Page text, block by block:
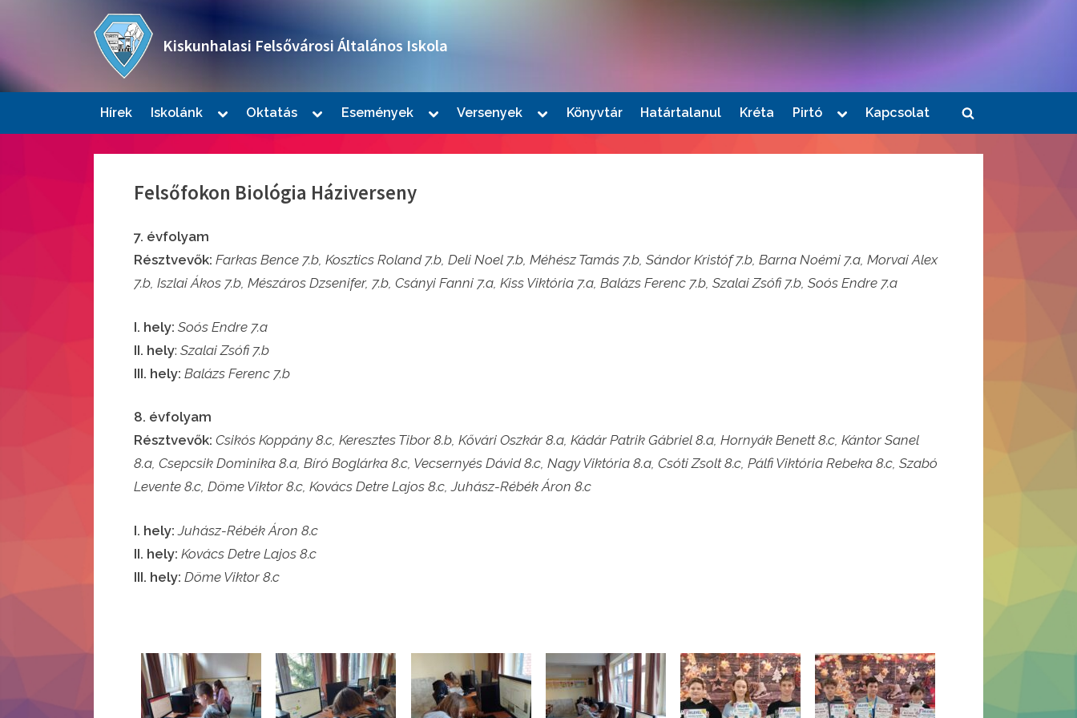
Kiskunhalasi Felsővárosi Általános Iskola
Hírek Iskolánk
Toggle
menu
Toggle
menu
Oktatás
Toggle
menu
Események
Toggle
menu
Versenyek
Toggle
menu
Könyvtár Határtalanul Kréta Pirtó
Toggle
menu
Kapcsolat
Toggle
Felsőfokon Biológia Háziverseny
7. évfolyam
Résztvevők: Farkas Bence 7.b, Kosztics Roland 7.b, Deli Noel 7.b, Méhész Tamás 7.b, Sándor Kristóf 7.b, Barna Noémi 7.a, Morvai Alex
7.b, Iszlai Ákos 7.b, Mészáros Dzsenifer, 7.b, Csányi Fanni 7.a, Kiss Viktória 7.a, Balázs Ferenc 7.b, Szalai Zsófi 7.b, Soós Endre 7.a
I. hely: Soós Endre 7.a
II. hely: Szalai Zsófi 7.b
III. hely: Balázs Ferenc 7.b
8. évfolyam
Résztvevők: Csikós Koppány 8.c, Keresztes Tibor 8.b, Kővári Oszkár 8.a, Kádár Patrik Gábriel 8.a, Hornyák Benett 8.c, Kántor Sanel
8.a, Csepcsik Dominika 8.a, Bíró Boglárka 8.c, Vecsernyés Dávid 8.c, Nagy Viktória 8.a, Csóti Zsolt 8.c, Pálfi Viktória Rebeka 8.c, Szabó
Levente 8.c, Döme Viktor 8.c, Kovács Detre Lajos 8.c, Juhász-Rébék Áron 8.c
I. hely: Juhász-Rébék Áron 8.c
II. hely: Kovács Detre Lajos 8.c
III. hely: Döme Viktor 8.c